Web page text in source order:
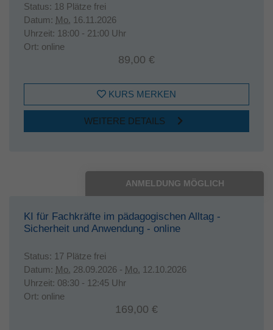
Status: 18 Plätze frei
Datum: Mo. 16.11.2026
Uhrzeit: 18:00 - 21:00 Uhr
Ort: online
89,00 €
KURS MERKEN
WEITERE DETAILS
ANMELDUNG MÖGLICH
KI für Fachkräfte im pädagogischen Alltag -
Sicherheit und Anwendung - online
Status: 17 Plätze frei
Datum: Mo. 28.09.2026 - Mo. 12.10.2026
Uhrzeit: 08:30 - 12:45 Uhr
Ort: online
169,00 €